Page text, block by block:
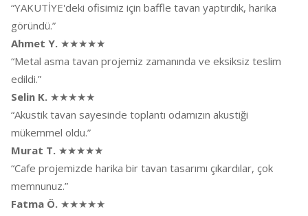
“YAKUTİYE'deki ofisimiz için baffle tavan yaptırdık, harika
göründü.”
Ahmet Y. ★★★★★
“Metal asma tavan projemiz zamanında ve eksiksiz teslim
edildi.”
Selin K. ★★★★★
“Akustik tavan sayesinde toplantı odamızın akustiği
mükemmel oldu.”
Murat T. ★★★★★
“Cafe projemizde harika bir tavan tasarımı çıkardılar, çok
memnunuz.”
Fatma Ö. ★★★★★